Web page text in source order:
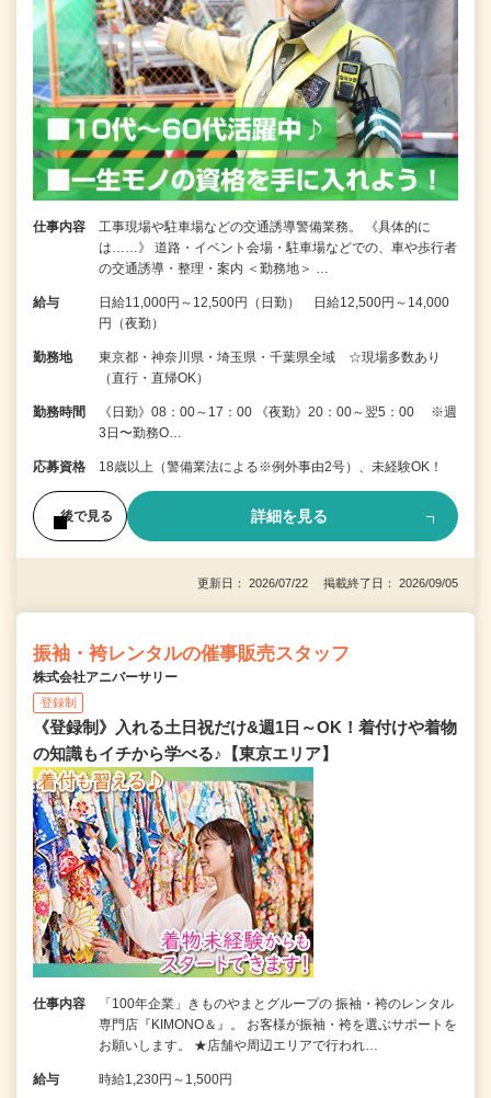
仕事内容
工事現場や駐車場などの交通誘導警備業務。 《具体的に
は……》 道路・イベント会場・駐車場などでの、車や歩行者
の交通誘導・整理・案内 ＜勤務地＞ …
給与
日給11,000円～12,500円（日勤） 日給12,500円～14,000
円（夜勤）
勤務地
東京都・神奈川県・埼玉県・千葉県全域 ☆現場多数あり
（直行・直帰OK）
勤務時間
《日勤》08：00～17：00 《夜勤》20：00～翌5：00 ※週
3日〜勤務O…
応募資格 18歳以上（警備業法による※例外事由2号）、未経験OK！
後で見る 詳細を見る
更新日： 2026/07/22 掲載終了日： 2026/09/05
振袖・袴レンタルの催事販売スタッフ
株式会社アニバーサリー
登録制
《登録制》入れる土日祝だけ&週1日～OK！着付けや着物
の知識もイチから学べる♪【東京エリア】
仕事内容
「100年企業」きものやまとグループの 振袖・袴のレンタル
専門店『KIMONO＆』。 お客様が振袖・袴を選ぶサポートを
お願いします。 ★店舗や周辺エリアで行われ…
給与 時給1,230円～1,500円